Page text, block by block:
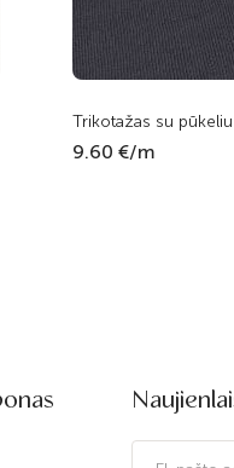
Trikotažas su
9.60 €/m